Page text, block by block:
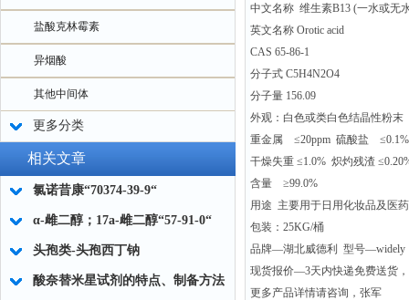
盐酸克林霉素
异烟酸
其他中间体
更多分类
相关文章
氯诺昔康“70374-39-9“
α-雌二醇；17a-雌二醇“57-91-0“
头孢类-头孢西丁钠
酸奈替米星试剂的特点、制备方法
中文名称 维生素B13 (一水或无
英文名称 Orotic acid
CAS 65-86-1
分子式 C5H4N2O4
分子量 156.09
外观：白色或类白色结晶性粉末
重金属 ≤20ppm 硫酸盐 ≤0.1%
干燥失重 ≤1.0% 炽灼残渣
含量 ≥99.0%
用途 主要用于日用化妆品及医
包装：25KG/桶
品牌—湖北威德利 型号—widely
现货报价—3天内快递免费送货
更多产品详情请咨询，张军